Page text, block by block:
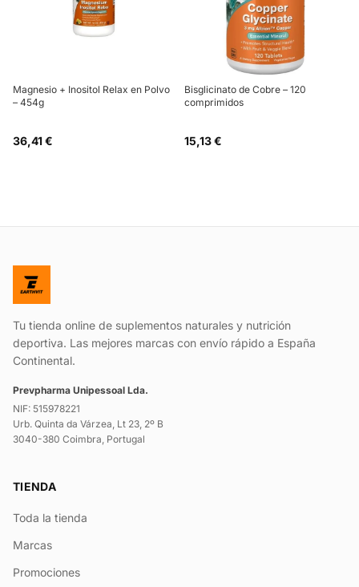
Magnesio + Inositol Relax en Polvo
– 454g
36,41 €
Bisglicinato de Cobre – 120
comprimidos
15,13 €
Tu tienda online de suplementos naturales y nutrición
deportiva. Las mejores marcas con envío rápido a España
Continental.
Prevpharma Unipessoal Lda.
NIF: 515978221
Urb. Quinta da Várzea, Lt 23, 2º B
3040-380 Coimbra, Portugal
TIENDA
Toda la tienda
Marcas
Promociones